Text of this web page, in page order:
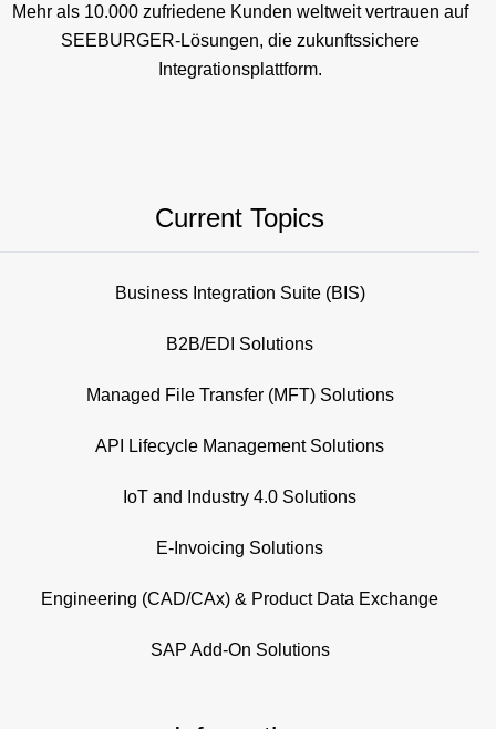
Mehr als 10.000 zufriedene Kunden weltweit vertrauen auf
SEEBURGER-Lösungen, die zukunftssichere
Integrationsplattform.
Current Topics
Business Integration Suite (BIS)
B2B/EDI Solutions
Managed File Transfer (MFT) Solutions
API Lifecycle Management Solutions
IoT and Industry 4.0 Solutions
E-Invoicing Solutions
Engineering (CAD/CAx) & Product Data Exchange
SAP Add-On Solutions